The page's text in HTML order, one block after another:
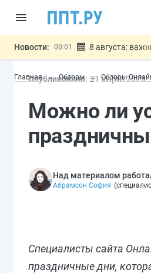
Новости: 00:01 8 августа:
07.08 Дистанционную
07.08
Важно
Главная Обзоры Обзоры
Опубликовано: 21 марта2025
Можно ли
Над материалом
Абрамсон София (
Специалисты сайта
праздничные дни,